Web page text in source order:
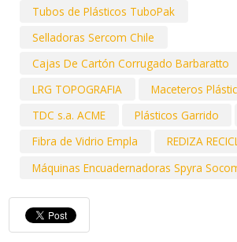
Tubos de Plásticos TuboPak
Selladoras Sercom Chile
Cajas De Cartón Corrugado Barbaratto
LRG TOPOGRAFIA
Maceteros
TDC s.a. ACME
Plásticos Garrido
Fibra de Vidrio Empla
REDIZA
Máquinas Encuadernadoras Spyra